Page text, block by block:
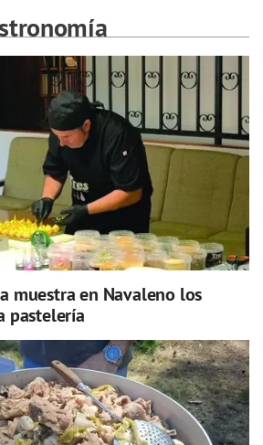
muestra en Navaleno los
pastelería